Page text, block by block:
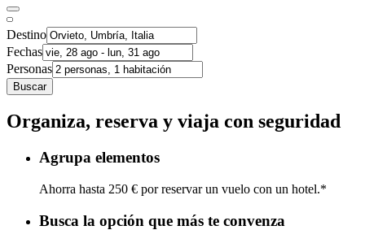
Destino
Fechas
Personas
Buscar
Organiza, reserva y viaja con seguridad
Agrupa elementos
Ahorra hasta 250 € por reservar un vuelo con un hotel.*
Busca la opción que más te convenza